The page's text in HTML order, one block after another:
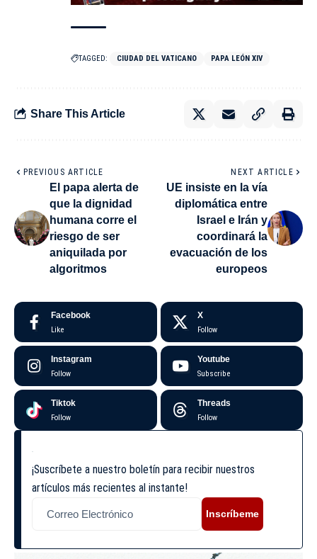
TAGGED: CIUDAD DEL VATICANO PAPA LEÓN XIV
Share This Article
PREVIOUS ARTICLE
El papa alerta de
que la dignidad
humana corre el
riesgo de ser
aniquilada por
algoritmos
NEXT ARTICLE
UE insiste en la vía
diplomática entre
Israel e Irán y
coordinará la
evacuación de los
europeos
Facebook
Like
X
Follow
Instagram
Follow
Youtube
Subscribe
Tiktok
Follow
Threads
Follow
¡Suscríbete a nuestro boletín para recibir nuestros
artículos más recientes al instante!
Inscríbeme